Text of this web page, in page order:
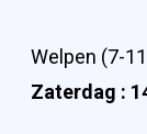
Welpen (7-
Zaterdag :